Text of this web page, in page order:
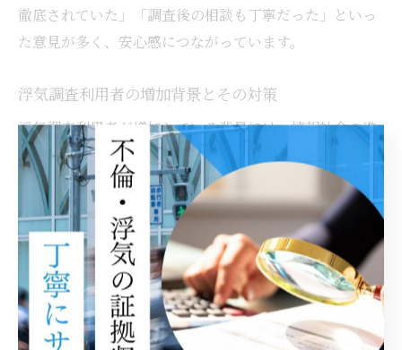
徹底されていた」「調査後の相談も丁寧だった」といっ
た意見が多く、安心感につながっています。
浮気調査利用者の増加背景とその対策
浮気調査利用者が増加している背景には、情報社会の進
展や生活スタイルの多様化があります。千葉駅周辺の統
計でも、20代から50代まで幅広い年齢層が調査を依頼し
ており、特に女性の利用者が年々増加傾向です。
こうした状況に対し、探偵事務所では無料相談や料金体
系の明確化、弁護士との連携強化など、依頼者が安心し
て利用できる環境づくりを進めています。初めての方に
は「どんな証拠が必要か」「費用の目安は？」など、具